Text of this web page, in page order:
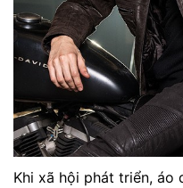
Khi xã hội phát triển, áo